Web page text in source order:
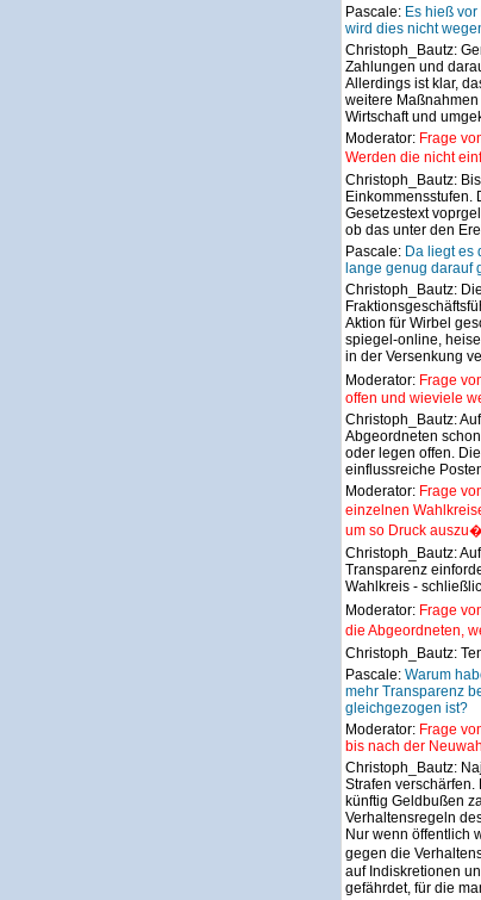
Pascale: Es hieß
wird dies nicht
Christoph_Bautz:
Zahlungen und
Allerdings ist klar,
weitere
Wirtschaft und
Moderator: Frage
Werden die nicht
Christoph_Bautz:
Einkommensstufen.
Gesetzestext
ob das unter den
Pascale: Da liegt es
lange genug darauf
Christoph_Bautz:
Aktion für Wirbel
spiegel-online,
in der Versenkung
Moderator: Frage
offen und wieviele
Christoph_Bautz:
Abgeordneten
oder legen offen.
einflussreiche
Moderator: Frage
einzelnen
um so Druck
Christoph_Bautz:
Transparenz
Wahlkreis -
Moderator: Frage
die Abgeordneten,
Christoph_Bautz:
Pascale: Warum
mehr Transparenz
gleichgezogen ist?
Moderator: Frage
bis nach der
Christoph_Bautz:
Strafen verschärfen.
künftig Geldbußen
Verhaltensregeln
Nur wenn öffentlich
gegen die
auf Indiskretionen
gefährdet, für die